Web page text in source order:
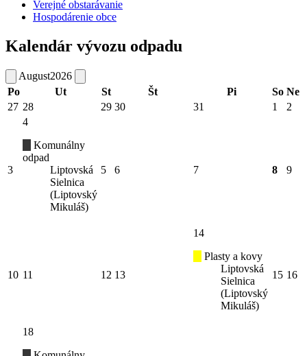
Verejné obstarávanie
Hospodárenie obce
Kalendár vývozu odpadu
August2026
Po
Ut St Št Pi So Ne
27 28 29 30 31 1 2
3
4
Komunálny
odpad
Liptovská
Sielnica
(Liptovský
Mikuláš)
5 6 7 8 9
10 11 12 13
14
Plasty a kovy
Liptovská
Sielnica
(Liptovský
Mikuláš)
15 16
18